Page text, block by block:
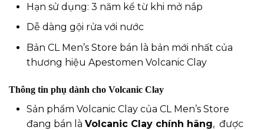
Hạn sử dụng: 3 năm kể từ khi mở nắp
Dễ dàng gội rửa với nước
Bản CL Men’s Store bán là bản mới nhất của
thương hiệu Apestomen Volcanic Clay
Thông tin phụ dành cho Volcanic Clay
Sản phẩm Volcanic Clay của CL Men’s Store
đang bán là Volcanic Clay chính hãng, được